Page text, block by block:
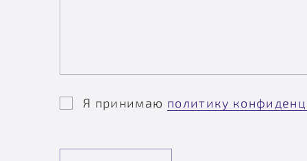
Я принимаю политику